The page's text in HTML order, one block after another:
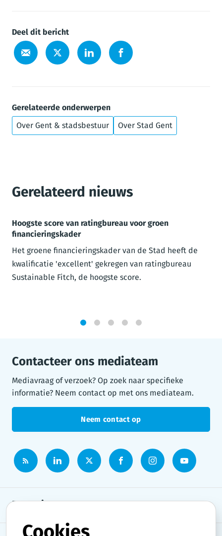
Deel dit bericht
Gerelateerde onderwerpen
Over Gent & stadsbestuur
Over Stad Gent
Gerelateerd nieuws
Hoogste score van ratingbureau voor groen
financieringskader
Het groene financieringskader van de Stad heeft de
kwalificatie 'excellent' gekregen van ratingbureau
Sustainable Fitch, de hoogste score.
Contacteer ons mediateam
Mediavraag of verzoek? Op zoek naar specifieke
informatie? Neem contact op met ons mediateam.
Neem contact op
Persruimte